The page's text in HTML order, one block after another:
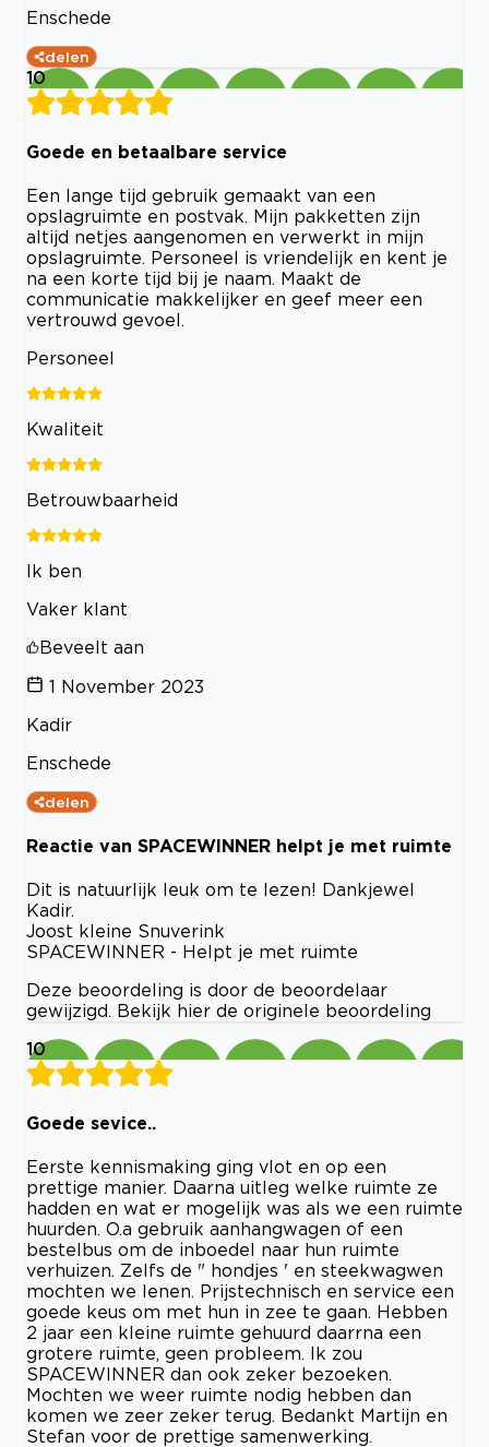
Enschede
delen
10
Goede en betaalbare service
Een lange tijd gebruik gemaakt van een
opslagruimte en postvak. Mijn pakketten zijn
altijd netjes aangenomen en verwerkt in mijn
opslagruimte. Personeel is vriendelijk en kent je
na een korte tijd bij je naam. Maakt de
communicatie makkelijker en geef meer een
vertrouwd gevoel.
Personeel
Kwaliteit
Betrouwbaarheid
Ik ben
Vaker klant
Beveelt aan
1 November 2023
Kadir
Enschede
delen
Reactie van SPACEWINNER helpt je met ruimte
Dit is natuurlijk leuk om te lezen! Dankjewel
Kadir.
Joost kleine Snuverink
SPACEWINNER - Helpt je met ruimte
Deze beoordeling is door de beoordelaar
gewijzigd. Bekijk hier de originele beoordeling
10
Goede sevice..
Eerste kennismaking ging vlot en op een
prettige manier. Daarna uitleg welke ruimte ze
hadden en wat er mogelijk was als we een ruimte
huurden. O.a gebruik aanhangwagen of een
bestelbus om de inboedel naar hun ruimte
verhuizen. Zelfs de " hondjes ' en steekwagwen
mochten we lenen. Prijstechnisch en service een
goede keus om met hun in zee te gaan. Hebben
2 jaar een kleine ruimte gehuurd daarrna een
grotere ruimte, geen probleem. Ik zou
SPACEWINNER dan ook zeker bezoeken.
Mochten we weer ruimte nodig hebben dan
komen we zeer zeker terug. Bedankt Martijn en
Stefan voor de prettige samenwerking.